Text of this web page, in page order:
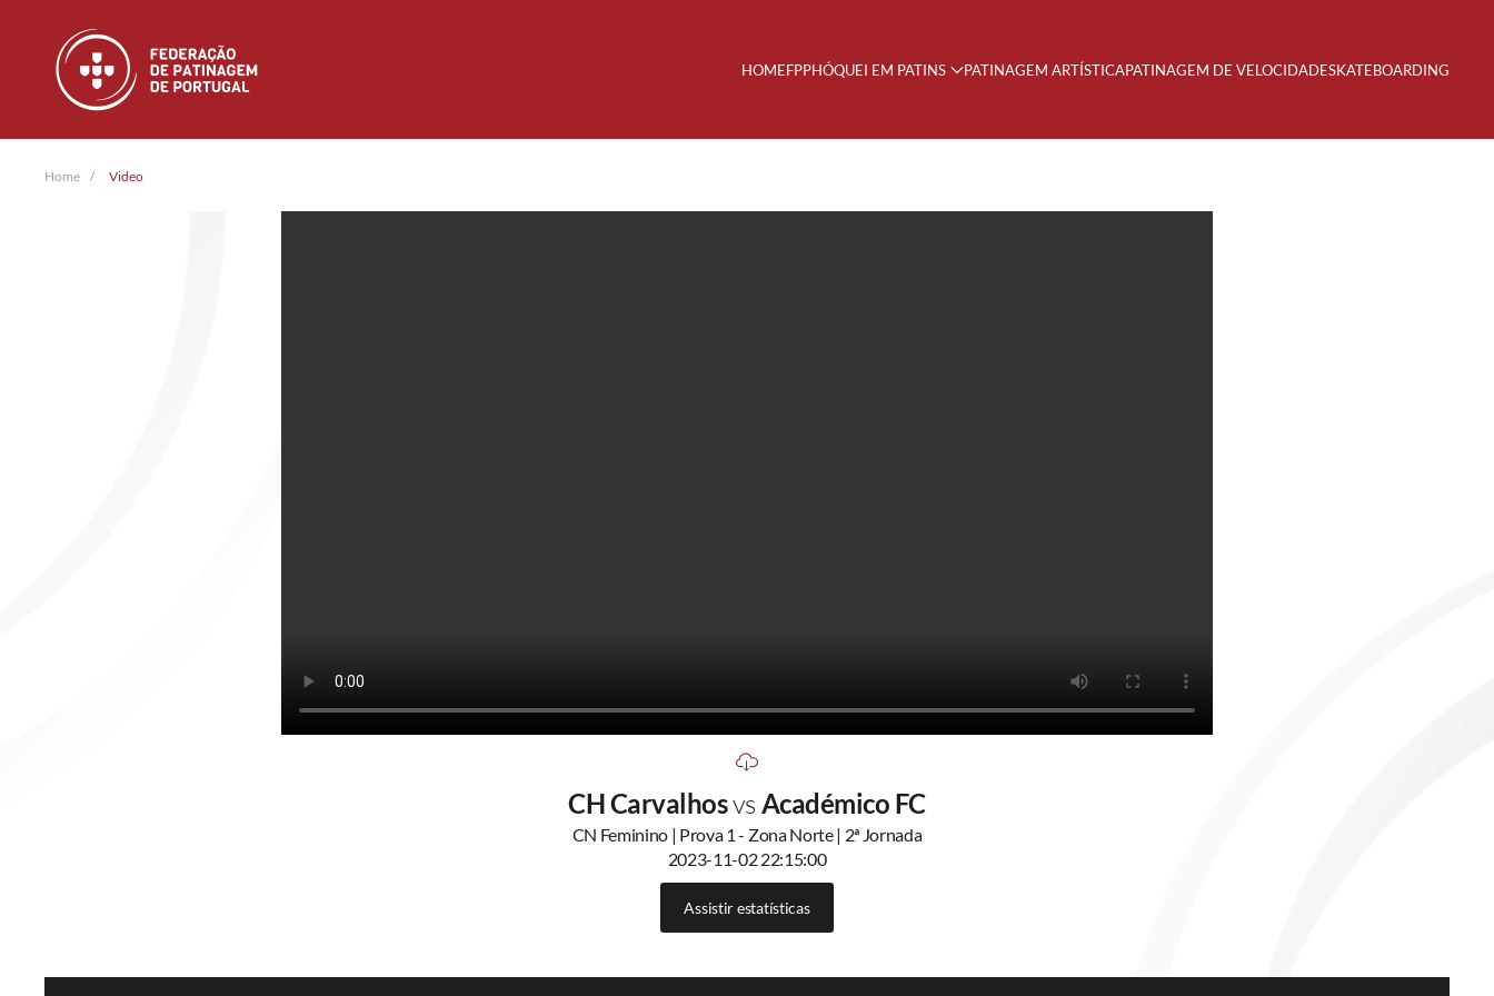
Skip to main content HOMEFPPHÓQUEI EM PATINS PATINAGEM ARTÍSTICAPATINAGEM DE VELOCIDADESKATEBOARDING
Home Video
CH Carvalhosvs Académico FC
CN Feminino | Prova 1 - Zona Norte | 2ª Jornada
2023-11-02 22:15:00
Assistir estatísticas